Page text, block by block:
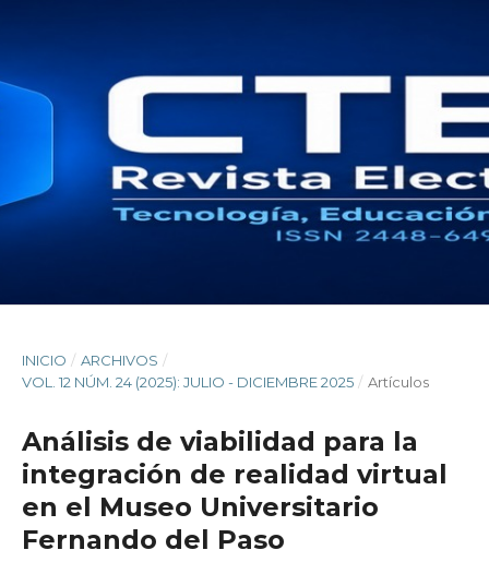
INICIO / ARCHIVOS /
VOL. 12 NÚM. 24 (2025): JULIO - DICIEMBRE 2025 / Artículos
Análisis de viabilidad para la
integración de realidad virtual
en el Museo Universitario
Fernando del Paso